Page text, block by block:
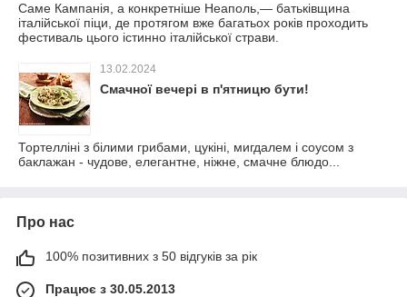
Саме Кампанія, а конкретніше Неаполь,— батьківщина
італійської піци, де протягом вже багатьох років проходить
фестиваль цього істинно італійської страви.
13.02.2024
Смачної вечері в п'ятницю бути!
Тортелліні з білими грибами, цукіні, мигдалем і соусом з
баклажан - чудове, елегантне, ніжне, смачне блюдо...
Про нас
100% позитивних з 50 відгуків за рік
Працює з 30.05.2013